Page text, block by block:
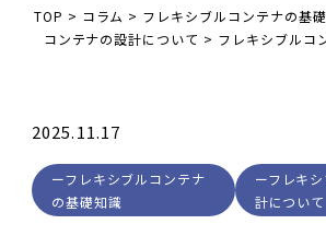
TOP > コラム > フレキシブルコンテナの基
コンテナの設計について > フレキシブルコ
2025.11.17
フレキシブルコンテナ
の基礎知識
フレキ
計について